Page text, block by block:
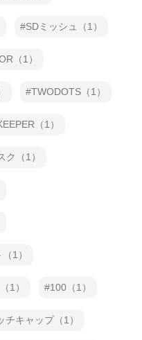
SDミッシュ（1）
（1）
TWODOTS（1）
（1）
ク（1）
1）
1） 100（1）
チキャップ（1）